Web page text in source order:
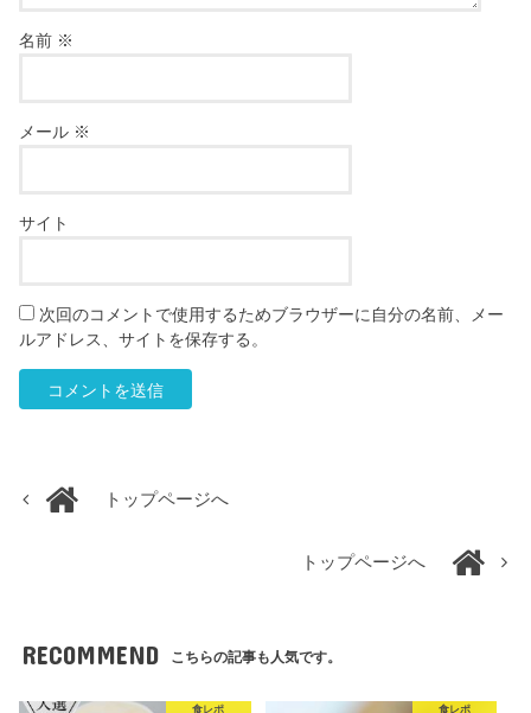
名前 ※
メール ※
サイト
次回のコメントで使用するためブラウザーに自分の名前、メー
ルアドレス、サイトを保存する。
トップページへ
トップページへ
RECOMMEND こちらの記事も人気です。
食レポ 食レポ